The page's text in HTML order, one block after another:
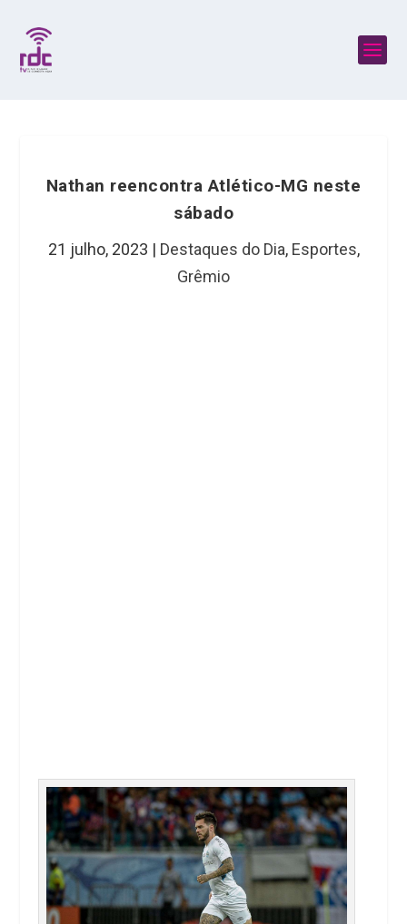
Nathan reencontra Atlético-MG neste
sábado
21 julho, 2023 | Destaques do Dia, Esportes,
Grêmio